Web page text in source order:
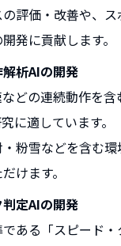
評価・改善や、
発に貢献します。
析AIの開発
どの連続動作を
に適しています。
粉雪などを含む
けます。
定AIの開発
ある「スピード